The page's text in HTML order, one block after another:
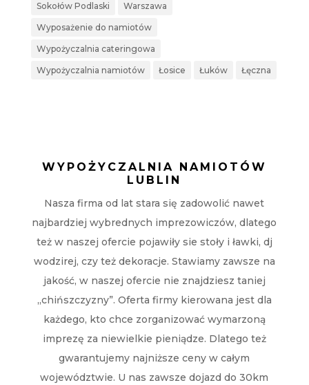
Sokołów Podlaski Warszawa
Wyposażenie do namiotów
Wypożyczalnia cateringowa
Wypożyczalnia namiotów Łosice Łuków Łęczna
WYPOŻYCZALNIA NAMIOTÓW
LUBLIN
Nasza firma od lat stara się zadowolić nawet
najbardziej wybrednych imprezowiczów, dlatego
też w naszej ofercie pojawiły sie stoły i ławki, dj
wodzirej, czy też dekoracje. Stawiamy zawsze na
jakość, w naszej ofercie nie znajdziesz taniej
„chińszczyzny”. Oferta firmy kierowana jest dla
każdego, kto chce zorganizować wymarzoną
imprezę za niewielkie pieniądze. Dlatego też
gwarantujemy najniższe ceny w całym
województwie. U nas zawsze dojazd do 30km